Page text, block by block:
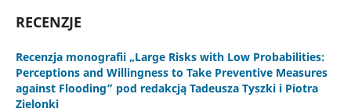
RECENZJE
Recenzja monografii „Large Risks with Low Probabilities:
Perceptions and Willingness to Take Preventive Measures
against Flooding” pod redakcją Tadeusza Tyszki i Piotra
Zielonki